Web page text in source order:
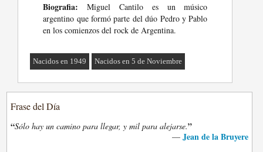
Biografia: Miguel Cantilo es un músico
argentino que formó parte del dúo Pedro y Pablo
en los comienzos del rock de Argentina.
Nacidos en 1949 Nacidos en 5 de Noviembre
Frase del Día
“Sólo hay un camino para llegar, y mil para alejarse.”
— Jean de la Bruyere